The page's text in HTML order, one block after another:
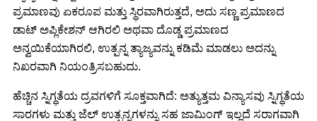
ಪ್ರಮಾಣವು ಏಕರೂಪ ಮತ್ತು ಸ್ಥಿರವಾಗಿರುತ್ತದೆ, ಅದು ಸಣ್ಣ ಪ್ರಮಾಣದ
ಡಾಟ್ ಅಪ್ಲಿಕೇಶನ್ ಆಗಿರಲಿ ಅಥವಾ ದೊಡ್ಡ ಪ್ರಮಾಣದ
ಅನ್ವಯಿಕೆಯಾಗಿರಲಿ, ಉತ್ಪನ್ನ ತ್ಯಾಜ್ಯವನ್ನು ಕಡಿಮೆ ಮಾಡಲು ಅದನ್ನು
ನಿಖರವಾಗಿ ನಿಯಂತ್ರಿಸಬಹುದು.
ಹೆಚ್ಚಿನ ಸ್ನಿಗ್ಧತೆಯ ದ್ರವಗಳಿಗೆ ಸೂಕ್ತವಾಗಿದೆ: ಅತ್ಯುತ್ತಮ ವಿನ್ಯಾಸವು ಸ್ನಿಗ್ಧತೆಯ
ಸಾರಗಳು ಮತ್ತು ಜೆಲ್ ಉತ್ಪನ್ನಗಳನ್ನು ಸಹ ಜಾಮಿಂಗ್ ಇಲ್ಲದೆ ಸರಾಗವಾಗಿ